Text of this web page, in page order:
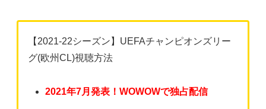
【2021-22シーズン】UEFAチャンピオンズリー
グ(欧州CL)視聴方法
2021年7月発表！WOWOWで独占配信